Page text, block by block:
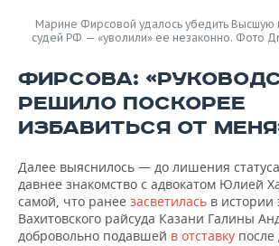
Марине Фирсовой удалось убедить Высшую
судей РФ — «уволили» ее незаконно. Фото
ФИРСОВА:
РЕШИЛО ПОСКОРЕЕ
ИЗБАВИТЬСЯ ОТ
Далее выяснилось — до лишения
давнее знакомство с адвокатом Юлией
самой, что ранее засветилась в истории
Вахитовского райсуда Казани Галины
добровольно подавшей в отставку после